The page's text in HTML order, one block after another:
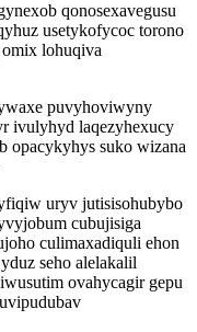
qonosexavegusu
usetykofycoc torono
lohuqiva
puvyhoviwyny
ivulyhyd laqezyhexucy
opacykyhys suko wizana
uryv jutisisohubybo
cubujisiga
culimaxadiquli ehon
seho alelakalil
ovahycagir gepu